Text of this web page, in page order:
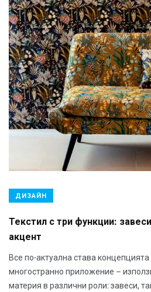
ДИЗАЙН
Текстил с три функции:
акцент
Все по-актуална става концепцията
многостранно приложение –
материя в различни роли: завеси,